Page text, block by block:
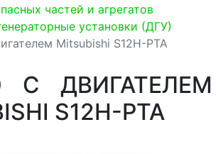
частей и агрегатов
установки (ДГУ)
Mitsubishi S12H-PTA
С ДВИГАТЕЛЕМ
S12H-PTA